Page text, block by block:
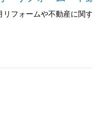
リフォームや不動産に関す